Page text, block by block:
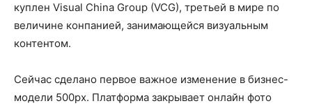
куплен Visual China Group (VCG), третьей в мире по
величине конпанией, занимающейся визуальным
контентом.
Сейчас сделано первое важное изменение в бизнес-
модели 500px. Платформа закрывает онлайн фото